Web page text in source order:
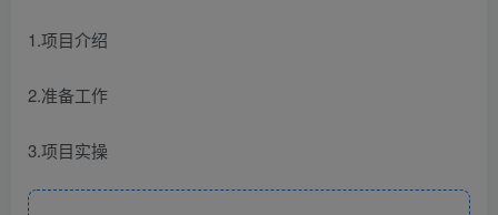
1.项目介绍
2.准备工作
3.项目实操